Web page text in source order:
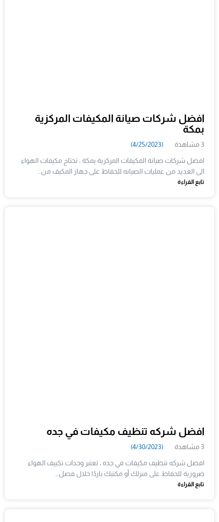
افضل شركات صيانة المكيفات المركزية
بمكة
3 مشاهدة (4/25/2023)
افضل شركات صيانة المكيفات المركزية بمكة ، تحتاج مكيفات الهواء
الى العديد من عمليات الصيانه للحفاظ على جهاز المكيف من…
تابع القراءة
افضل شركه تنظيف مكيفات في جده
3 مشاهدة (4/30/2023)
افضل شركه تنظيف مكيفات في جده ، تعتبر وحدات تكييف الهواء
ضرورية للحفاظ على منزلك أو مكتبك باردًا خلال فصل…
تابع القراءة